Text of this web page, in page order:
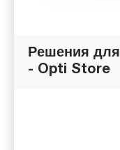
Решения
- Opti Store